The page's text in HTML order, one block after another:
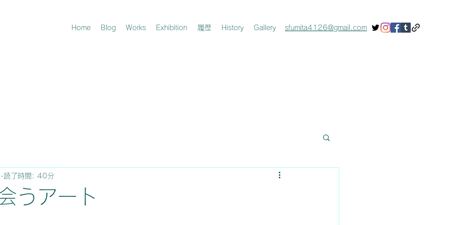
Home Blog Works Exhibition 履歴 History Gallery sfumita4126@gmail.com
うアート
読了時間: 40分